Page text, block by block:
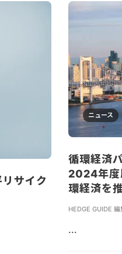
サイク
ニュース
循環経済
2024年度
環経済を
HEDGE GUIDE
...